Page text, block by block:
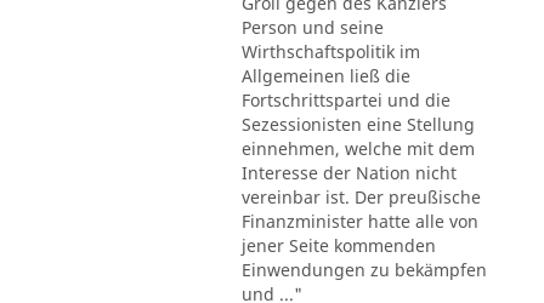
Person und seine
Wirthschaftspolitik im
Allgemeinen ließ die
Fortschrittspartei und die
Sezessionisten eine Stellung
einnehmen, welche mit dem
Interesse der Nation nicht
vereinbar ist. Der preußische
Finanzminister hatte alle von
jener Seite kommenden
Einwendungen zu bekämpfen
und ..."